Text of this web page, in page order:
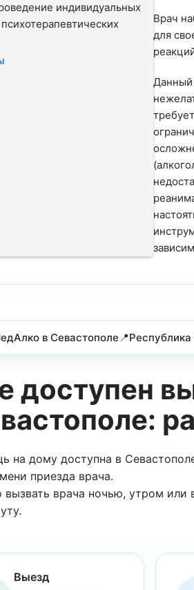
консультация
в
индивидуальных
Врач
для
Данный
в
доступен
на дому доступна в
приезда врача.
врача ночью, утром или
Выезд
ВРАЧА
ЗАДАТЬ
ВЫБОР
ОШИБКА
заявку! Мы
ОСТАВИТЬ
ОСТАВИТЬТЕ